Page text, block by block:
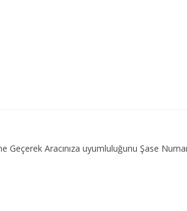
Geçerek Aracınıza uyumluluğunu Şase